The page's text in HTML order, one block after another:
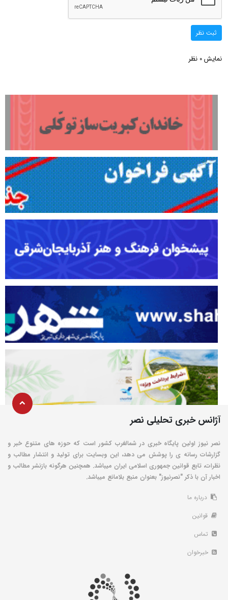
ثبت نظر
نمایش 0 نظر
آژانس خبری تحلیلی نصر
نصر نیوز اولین پایگاه خبری در شمالغرب کشور است که حوزه های متنوع خبر و
گزارشات رسانه ی را پوشش می دهد، این وبسایت برای تولید و انتشار مطالب و
نظرات، تابع قوانین جمهوری اسلامی ایران میباشد. همچنین هرگونه بازنشر مطالب و
اخبار آن با ذکر "نصرنیوز" بعنوان منبع بلامانع میباشد.
درباره ما
قوانین
تماس
خبرخوان